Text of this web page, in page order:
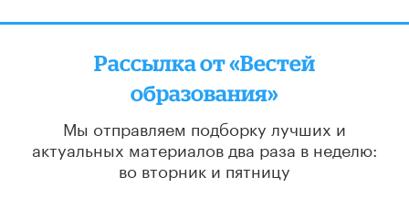
Рассылка от «Вестей
образования»
Мы отправляем подборку лучших и
актуальных материалов два раза в неделю:
во вторник и пятницу